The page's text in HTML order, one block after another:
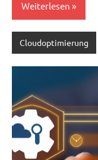
Weiterlesen
Cloudoptimierung